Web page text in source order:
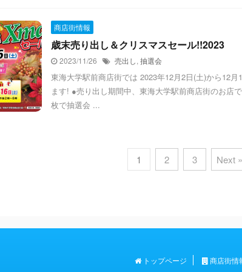
商店街情報
歳末売り出し＆クリスマスセール!!2023
2023/11/26 売出し, 抽選会
東海大学駅前商店街では 2023年12月2日(土)から12
ます! ●売り出し期間中、東海大学駅前商店街のお店
枚で抽選会 ...
1 2 3 Next »
トップページ 商店街情